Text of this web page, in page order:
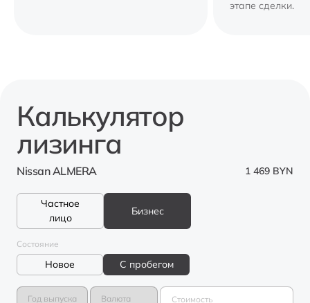
этапе сделки.
Калькулятор
лизинга
Nissan ALMERA 1 469 BYN
Частное
лицо
Бизнес
Состояние
Новое С пробегом
Год выпуска Валюта Стоимость